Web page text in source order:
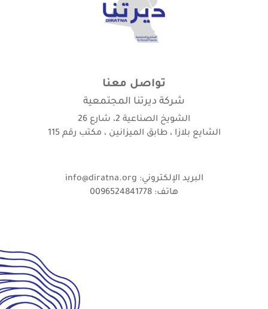
تواصل معنا
شركة ديرتنا المجتمعية
الشويخ الصناعية 2، شارع 26
الشايع بلازا ، طابق الميزانين ، مكتب رقم 115
البريد الإلكتروني: info@diratna.org
هاتف: 0096524841778